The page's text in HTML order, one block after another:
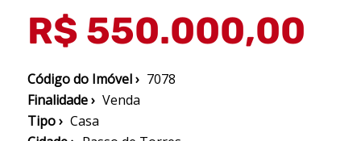
R$ 550.000,00
Código do Imóvel › 7078
Finalidade › Venda
Tipo › Casa